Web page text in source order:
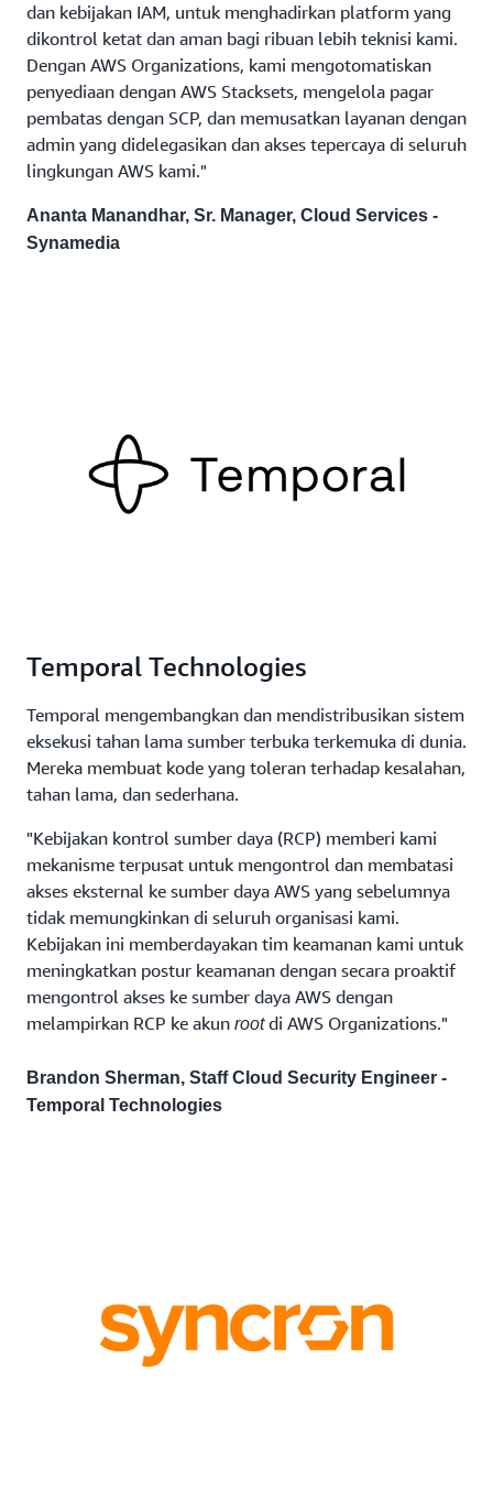
dan kebijakan IAM, untuk menghadirkan platform yang
dikontrol ketat dan aman bagi ribuan lebih teknisi kami.
Dengan AWS Organizations, kami mengotomatiskan
penyediaan dengan AWS Stacksets, mengelola pagar
pembatas dengan SCP, dan memusatkan layanan dengan
admin yang didelegasikan dan akses tepercaya di seluruh
lingkungan AWS kami."
Ananta Manandhar, Sr. Manager, Cloud Services -
Synamedia
Temporal Technologies
Temporal mengembangkan dan mendistribusikan sistem
eksekusi tahan lama sumber terbuka terkemuka di dunia.
Mereka membuat kode yang toleran terhadap kesalahan,
tahan lama, dan sederhana.
"Kebijakan kontrol sumber daya (RCP) memberi kami
mekanisme terpusat untuk mengontrol dan membatasi
akses eksternal ke sumber daya AWS yang sebelumnya
tidak memungkinkan di seluruh organisasi kami.
Kebijakan ini memberdayakan tim keamanan kami untuk
meningkatkan postur keamanan dengan secara proaktif
mengontrol akses ke sumber daya AWS dengan
melampirkan RCP ke akun rootdi AWS Organizations."
Brandon Sherman, Staff Cloud Security Engineer -
Temporal Technologies